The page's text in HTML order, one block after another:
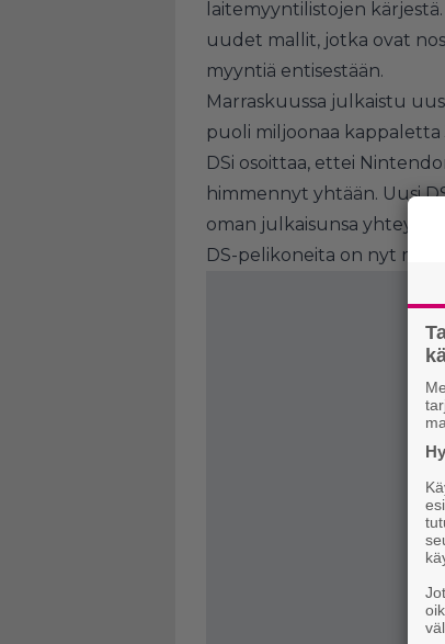
laitemyyntilistojen
uudet mallit, jotka ovat
myyntiä entisestään.
Marraskuussa julkaistu
puoli miljoonaa kappaletta
DSi osoittaa, ettei
himmennyt yhtään. Uusi
oman julkaisunsa
DS-pelikoneita on nyt